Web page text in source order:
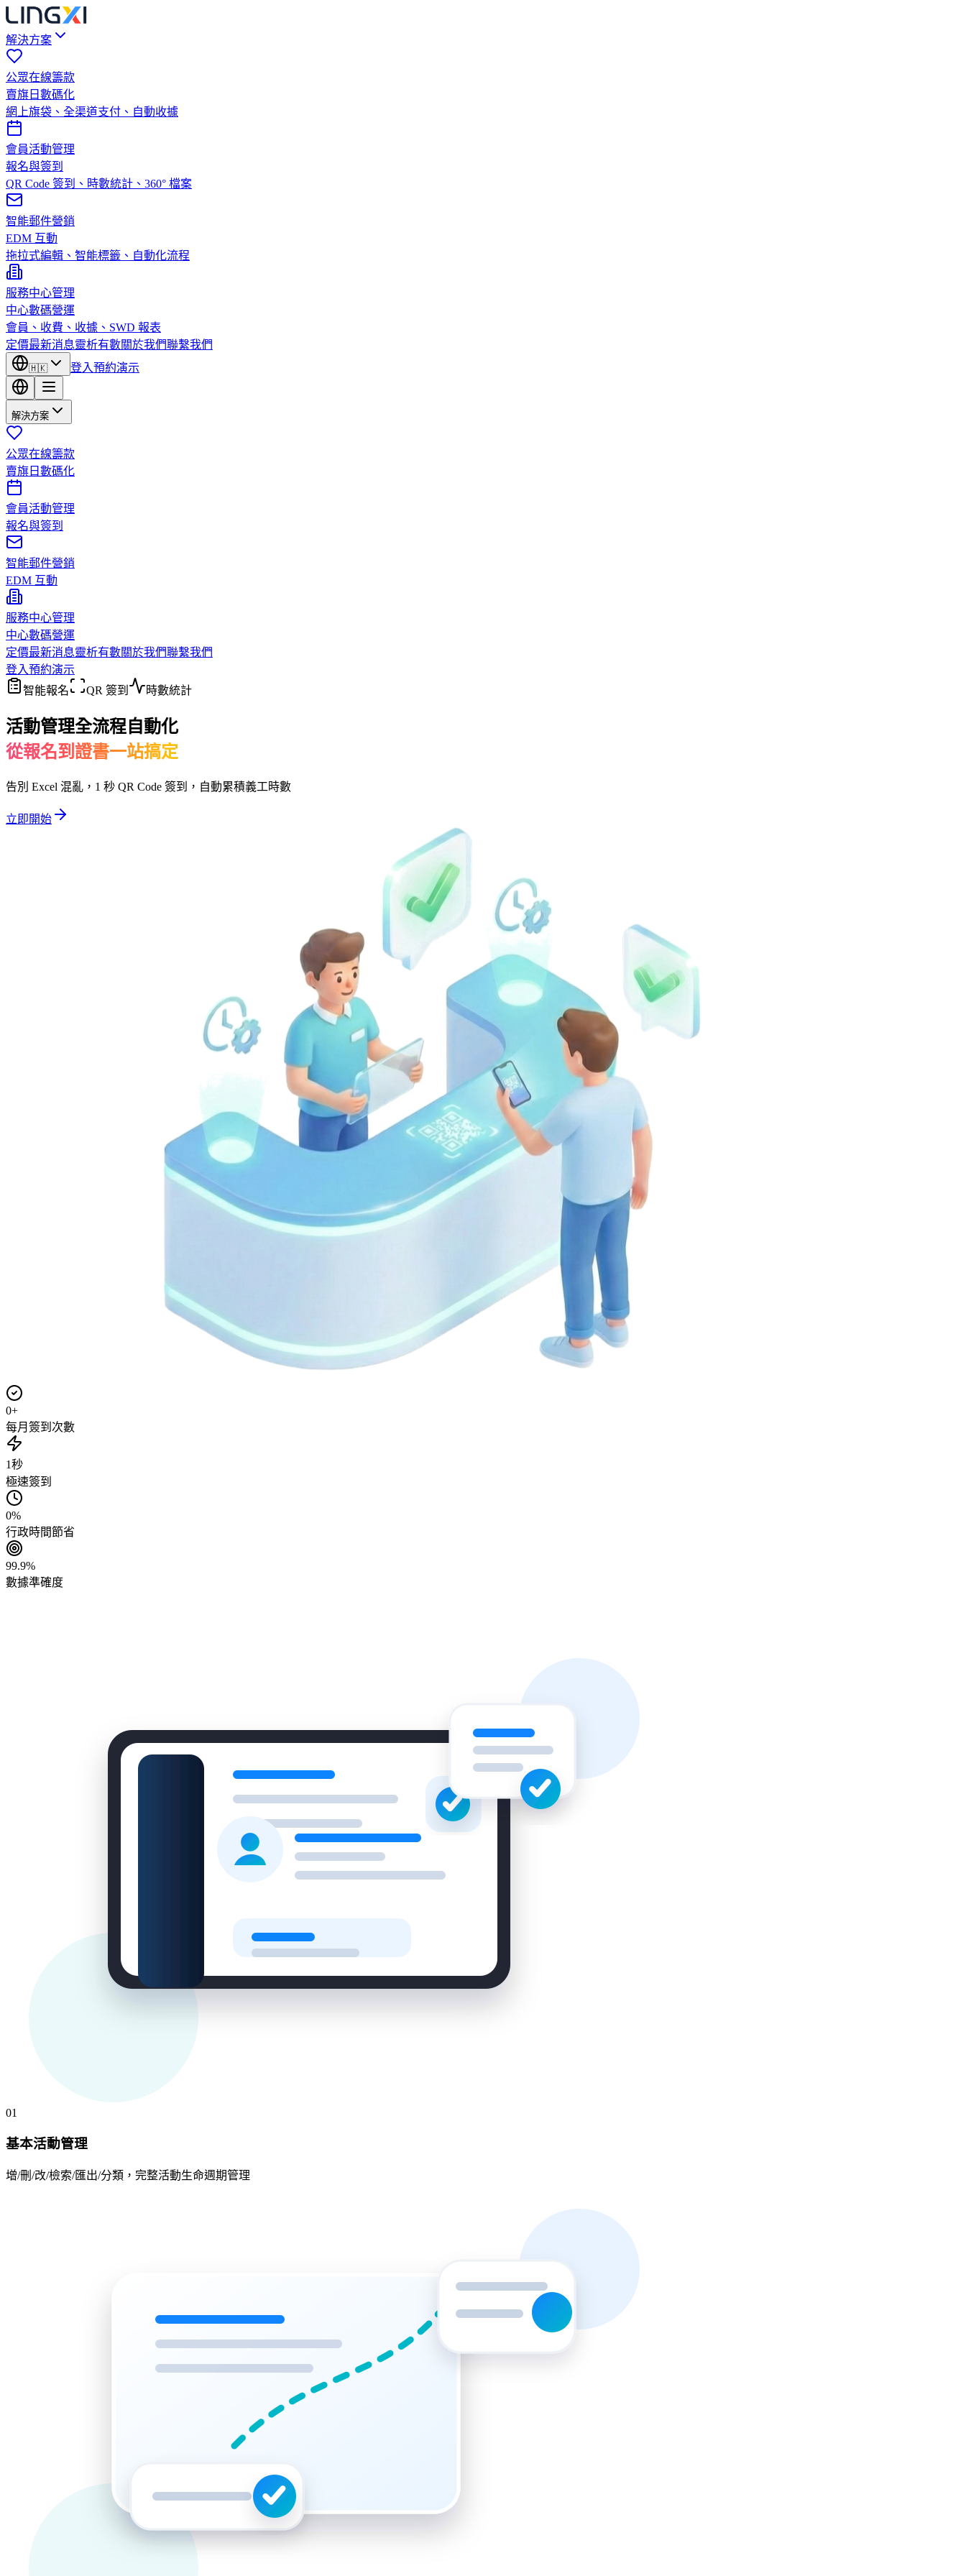
解決方案
公眾在線籌款
賣旗日數碼化
網上旗袋、全渠道支付、自動收據
會員活動管理
報名與簽到
QR Code 簽到、時數統計、360° 檔案
智能郵件營銷
EDM 互動
拖拉式編輯、智能標籤、自動化流程
服務中心管理
中心數碼營運
會員、收費、收據、SWD 報表
定價最新消息靈析有數關於我們聯繫我們
🇭🇰 登入預約演示
解決方案
公眾在線籌款
賣旗日數碼化
會員活動管理
報名與簽到
智能郵件營銷
EDM 互動
服務中心管理
中心數碼營運
定價最新消息靈析有數關於我們聯繫我們
登入預約演示
智能報名
QR 簽到 時數統計
活動管理全流程自動化
從報名到證書一站搞定
告別 Excel 混亂，1 秒 QR Code 簽到，自動累積義工時數
立即開始
0+
每月簽到次數
1秒
極速簽到
0%
行政時間節省
99.9%
數據準確度
01
基本活動管理
增/刪/改/檢索/匯出/分類，完整活動生命週期管理